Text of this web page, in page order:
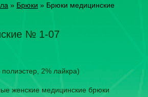
» Брюки » Брюки медицинские
№ 1-07
2% лайкра)
женские медицинские брюки